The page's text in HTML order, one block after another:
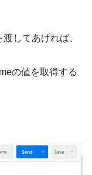
してあげれば、
の値を取得する